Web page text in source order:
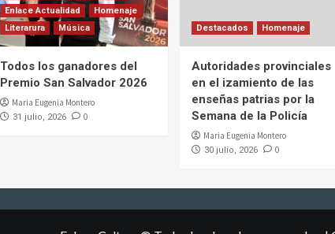
Enlace Actualidad
Homenaje
Literarura
Música
Todos los ganadores del
Premio San Salvador 2026
Maria Eugenia Montero
31 julio, 2026 0
Destacados Homenaje
Autoridades provinciales
en el izamiento de las
enseñas patrias por la
Semana de la Policía
Maria Eugenia Montero
30 julio, 2026 0